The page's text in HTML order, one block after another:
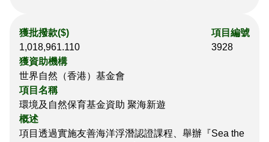
獲批撥款($)
1,018,961.110
項目編號
3928
獲資助機構
世界自然（香港）基金會
項目名稱
環境及自然保育基金資助 聚海新遊
概述
項目透過實施友善海洋浮潛認證課程、舉辦『Sea the